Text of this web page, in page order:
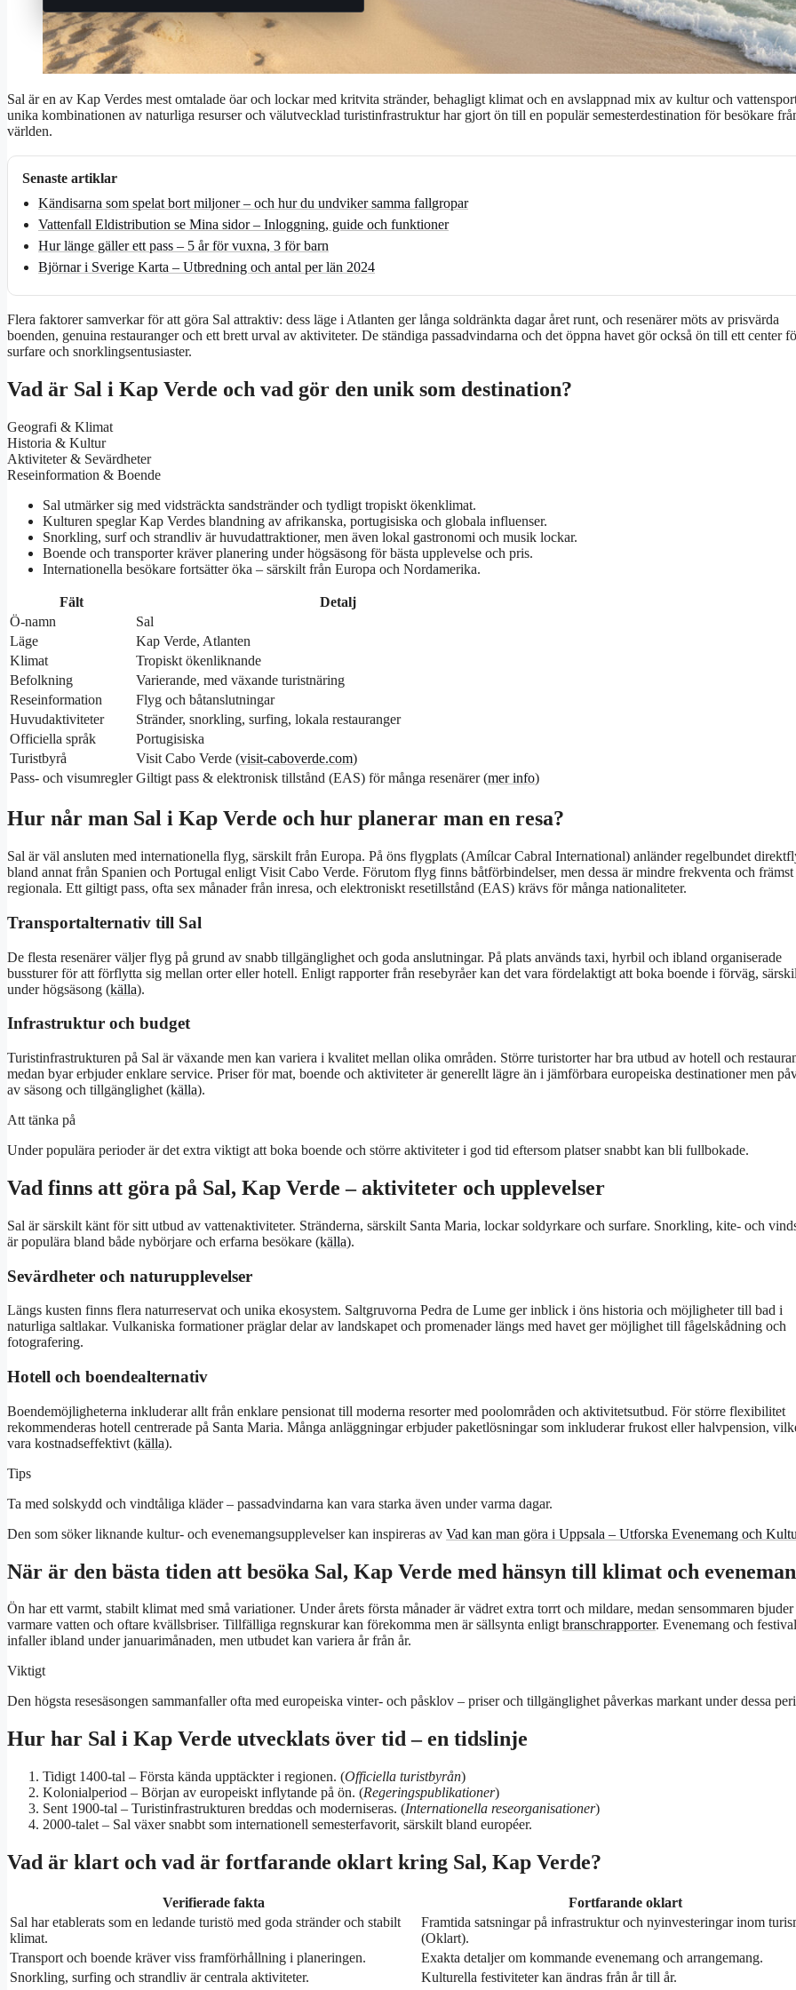
Sal är en av Kap Verdes mest omtalade öar och lockar med kritvita stränder, behagligt klimat och en avslappnad mix av kultur och
unika kombinationen av naturliga resurser och välutvecklad turistinfrastruktur har gjort ön till en populär semesterdestination för besökare
världen.
Senaste artiklar
Kändisarna som spelat bort miljoner – och hur du undviker samma fallgropar
Vattenfall Eldistribution se Mina sidor – Inloggning, guide och funktioner
Hur länge gäller ett pass – 5 år för vuxna, 3 för barn
Björnar i Sverige Karta – Utbredning och antal per län 2024
Flera faktorer samverkar för att göra Sal attraktiv: dess läge i Atlanten ger långa soldränkta dagar året runt, och resenärer möts av prisvärda
boenden, genuina restauranger och ett brett urval av aktiviteter. De ständiga passadvindarna och det öppna havet gör också ön till ett center
surfare och snorklingsentusiaster.
Vad är Sal i Kap Verde och vad gör den unik som destination?
Geografi & Klimat
Historia & Kultur
Aktiviteter & Sevärdheter
Reseinformation & Boende
Sal utmärker sig med vidsträckta sandstränder och tydligt tropiskt ökenklimat.
Kulturen speglar Kap Verdes blandning av afrikanska, portugisiska och globala influenser.
Snorkling, surf och strandliv är huvudattraktioner, men även lokal gastronomi och musik lockar.
Boende och transporter kräver planering under högsäsong för bästa upplevelse och pris.
Internationella besökare fortsätter öka – särskilt från Europa och Nordamerika.
Fält
Detalj
Ö-namn
Sal
Läge
Kap Verde, Atlanten
Klimat
Tropiskt ökenliknande
Befolkning
Varierande, med växande turistnäring
Reseinformation
Flyg och båtanslutningar
Huvudaktiviteter
Stränder, snorkling, surfing, lokala restauranger
Officiella språk
Portugisiska
Turistbyrå
Visit Cabo Verde (visit-caboverde.com)
Pass- och visumregler Giltigt pass & elektronisk tillstånd (EAS) för många resenärer (mer info)
Hur når man Sal i Kap Verde och hur planerar man en resa?
Sal är väl ansluten med internationella flyg, särskilt från Europa. På öns flygplats (Amílcar Cabral International) anländer regelbundet
bland annat från Spanien och Portugal enligt Visit Cabo Verde. Förutom flyg finns båtförbindelser, men dessa är mindre frekventa och främst
regionala. Ett giltigt pass, ofta sex månader från inresa, och elektroniskt resetillstånd (EAS) krävs för många nationaliteter.
Transportalternativ till Sal
De flesta resenärer väljer flyg på grund av snabb tillgänglighet och goda anslutningar. På plats används taxi, hyrbil och ibland organiserade
bussturer för att förflytta sig mellan orter eller hotell. Enligt rapporter från resebyråer kan det vara fördelaktigt att boka boende i förväg,
under högsäsong (källa).
Infrastruktur och budget
Turistinfrastrukturen på Sal är växande men kan variera i kvalitet mellan olika områden. Större turistorter har bra utbud av hotell och
medan byar erbjuder enklare service. Priser för mat, boende och aktiviteter är generellt lägre än i jämförbara europeiska destinationer men
av säsong och tillgänglighet (källa).
Att tänka på
Under populära perioder är det extra viktigt att boka boende och större aktiviteter i god tid eftersom platser snabbt kan bli fullbokade.
Vad finns att göra på Sal, Kap Verde – aktiviteter och upplevelser
Sal är särskilt känt för sitt utbud av vattenaktiviteter. Stränderna, särskilt Santa Maria, lockar soldyrkare och surfare. Snorkling, kite- och
är populära bland både nybörjare och erfarna besökare (källa).
Sevärdheter och naturupplevelser
Längs kusten finns flera naturreservat och unika ekosystem. Saltgruvorna Pedra de Lume ger inblick i öns historia och möjligheter till bad i
naturliga saltlakar. Vulkaniska formationer präglar delar av landskapet och promenader längs med havet ger möjlighet till fågelskådning och
fotografering.
Hotell och boendealternativ
Boendemöjligheterna inkluderar allt från enklare pensionat till moderna resorter med poolområden och aktivitetsutbud. För större flexibilitet
rekommenderas hotell centrerade på Santa Maria. Många anläggningar erbjuder paketlösningar som inkluderar frukost eller halvpension,
vara kostnadseffektivt (källa).
Tips
Ta med solskydd och vindtåliga kläder – passadvindarna kan vara starka även under varma dagar.
Den som söker liknande kultur- och evenemangsupplevelser kan inspireras av Vad kan man göra i Uppsala – Utforska Evenemang och
När är den bästa tiden att besöka Sal, Kap Verde med hänsyn till klimat och
Ön har ett varmt, stabilt klimat med små variationer. Under årets första månader är vädret extra torrt och mildare, medan sensommaren bjuder
varmare vatten och oftare kvällsbriser. Tillfälliga regnskurar kan förekomma men är sällsynta enligtbranschrapporter. Evenemang och
infaller ibland under januarimånaden, men utbudet kan variera år från år.
Viktigt
Den högsta resesäsongen sammanfaller ofta med europeiska vinter- och påsklov – priser och tillgänglighet påverkas markant under dessa
Hur har Sal i Kap Verde utvecklats över tid – en tidslinje
Tidigt 1400-tal – Första kända upptäckter i regionen. (Officiella turistbyrån)
Kolonialperiod – Början av europeiskt inflytande på ön. (Regeringspublikationer)
Sent 1900-tal – Turistinfrastrukturen breddas och moderniseras. (Internationella reseorganisationer)
2000-talet – Sal växer snabbt som internationell semesterfavorit, särskilt bland européer.
Vad är klart och vad är fortfarande oklart kring Sal, Kap Verde?
Verifierade fakta
Fortfarande oklart
Sal har etablerats som en ledande turistö med goda stränder och stabilt
klimat.
Framtida satsningar på infrastruktur och nyinvesteringar inom
(Oklart).
Transport och boende kräver viss framförhållning i planeringen.
Exakta detaljer om kommande evenemang och arrangemang.
Snorkling, surfing och strandliv är centrala aktiviteter.
Kulturella festiviteter kan ändras från år till år.